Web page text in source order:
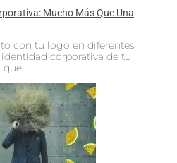
Mucho Más Que Una
con tu logo en diferentes
corporativa de tu
que